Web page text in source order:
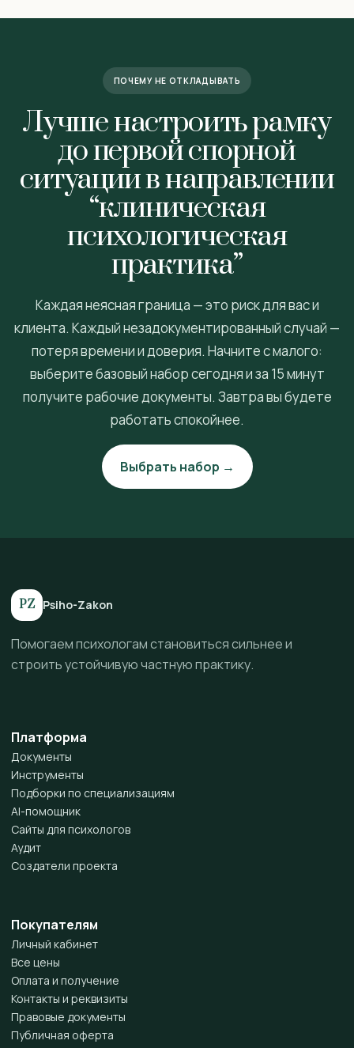
ПОЧЕМУ НЕ ОТКЛАДЫВАТЬ
Лучше настроить рамку
до первой спорной
ситуации в направлении
“клиническая
психологическая
практика”
Каждая неясная граница — это риск для вас и
клиента. Каждый незадокументированный случай —
потеря времени и доверия. Начните с малого:
выберите базовый набор сегодня и за 15 минут
получите рабочие документы. Завтра вы будете
работать спокойнее.
Выбрать набор →
PZ Psiho-Zakon
Помогаем психологам становиться сильнее и
строить устойчивую частную практику.
Платформа
Документы
Инструменты
Подборки по специализациям
AI-помощник
Сайты для психологов
Аудит
Создатели проекта
Покупателям
Личный кабинет
Все цены
Оплата и получение
Контакты и реквизиты
Правовые документы
Публичная оферта